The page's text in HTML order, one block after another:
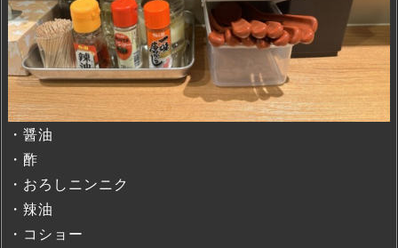
・醤油
・酢
・おろしニンニク
・辣油
・コショー